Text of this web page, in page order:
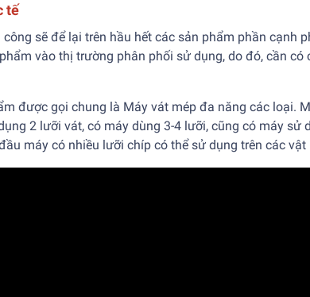
tế
sẽ để lại trên hầu hết các sản phẩm phần cạnh
vào thị trường phân phối sử dụng, do đó, cần có
được gọi chung là Máy vát mép đa năng các loại.
2 lưỡi vát, có máy dùng 3-4 lưỡi, cũng có máy
máy có nhiều lưỡi chíp có thể sử dụng trên các vật